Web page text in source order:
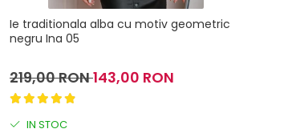
Ie traditionala alba cu motiv geometric
negru Ina 05
219,00 RON143,00 RON
IN STOC